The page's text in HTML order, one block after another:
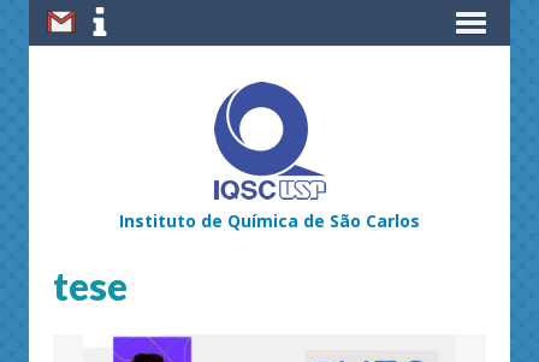
Instituto de Química de São Carlos
tese